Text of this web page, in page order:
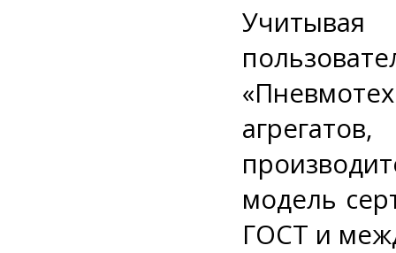
модель
ГОСТ и